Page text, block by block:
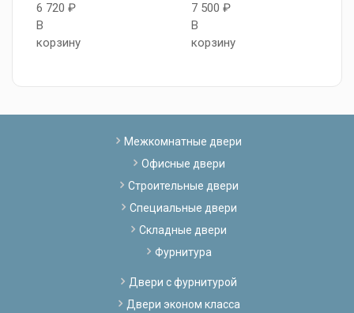
6 720 ₽
В
корзину
7 500 ₽
В
корзину
Межкомнатные двери
Офисные двери
Строительные двери
Специальные двери
Складные двери
Фурнитура
Двери с фурнитурой
Двери эконом класса